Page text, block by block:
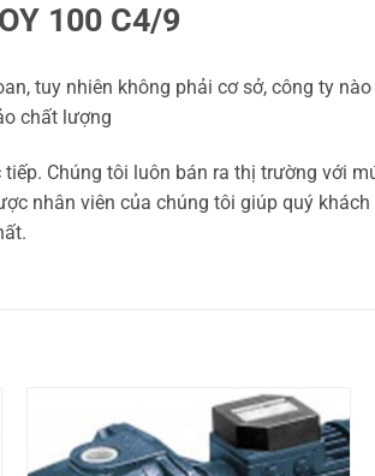
100 C4/9
tuy nhiên không phải cơ sở, công ty
chất lượng
Chúng tôi luôn bán ra thị trường với
nhân viên của chúng tôi giúp quý